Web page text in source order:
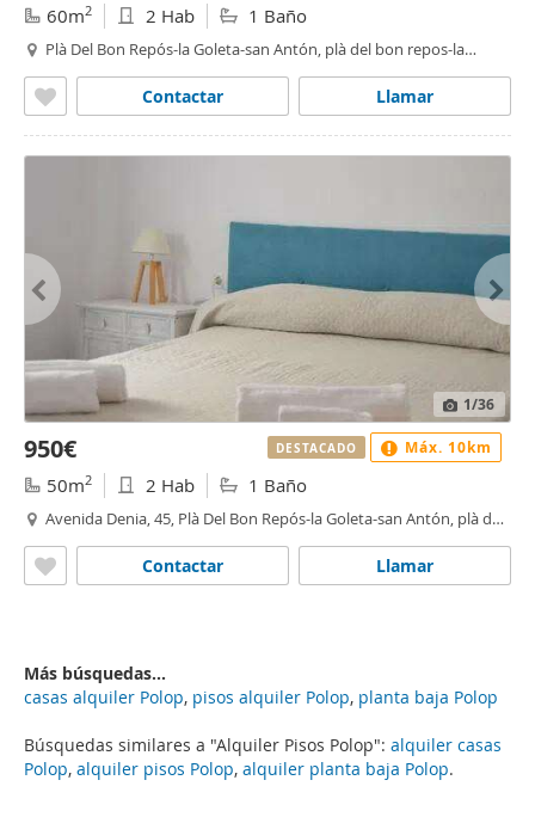
Búsquedas similares a "Alquiler Pisos Polop": alquiler casas
Polop, alquiler pisos Polop, alquiler planta baja Polop.
60m2 2 Hab 1 Baño
Plà Del Bon Repós-la Goleta-san Antón, plà del bon repos-la
Llamar
Contactar
1/36
950€
50m2 2 Hab 1 Baño
Avenida Denia, 45, Plà Del Bon Repós-la Goleta-san Antón, plà del
Llamar
Contactar
DESTACADO Máx. 10km
Más búsquedas...
casas alquiler Polop, pisos alquiler Polop, planta baja Polop